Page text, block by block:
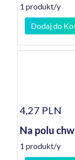
1 produkt/y
Dodaj do
4,27 PLN
Na polu
1 produkt/y